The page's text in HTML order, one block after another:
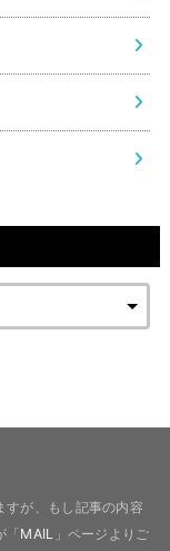
すが、もし記事の内容
「MAIL 」ページよりご